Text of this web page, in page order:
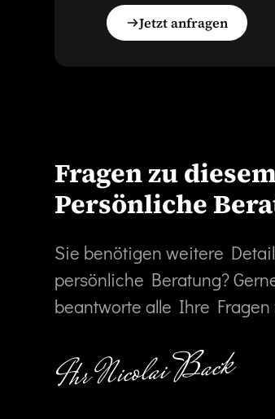
Jetzt anfragen
Fragen zu
Persönliche
Sie benötigen weitere
persönliche Beratung?
beantworte alle Ihre